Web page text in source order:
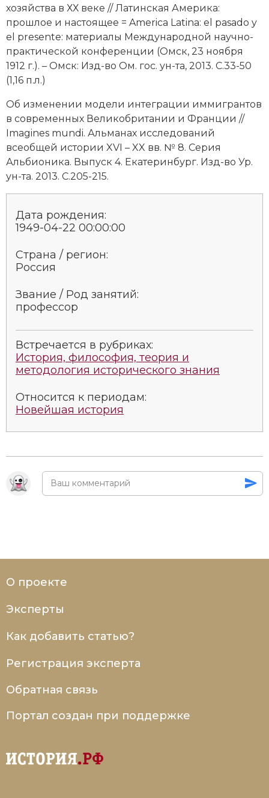
хозяйства в ХХ веке // Латинская Америка:
прошлое и настоящее = America Latina: el pasado y
el presente: материалы Международной научно-
практической конференции (Омск, 23 ноября
1912 г.). – Омск: Изд-во Ом. гос. ун-та, 2013. С.33-50
(1,16 п.л.)
Об изменении модели интеграции иммигрантов
в современных Великобритании и Франции //
Imagines mundi. Альманах исследований
всеобщей истории XVI – XX вв. № 8. Серия
Альбионика. Выпуск 4. Екатеринбург. Изд-во Ур.
ун-та. 2013. С.205-215.
Дата рождения:
1949-04-22 00:00:00
Страна / регион:
Россия
Звание / Род занятий:
профессор
Встречается в рубриках:
История, философия, теория и
методология исторического знания
Относится к периодам:
Новейшая история
О проекте
Эксперты
Как добавить статью?
Регистрация эксперта
Обратная связь
Портал создан при поддержке